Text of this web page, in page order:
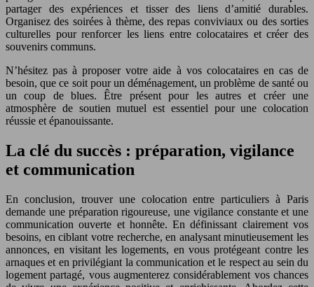
partager des expériences et tisser des liens d’amitié durables.
Organisez des soirées à thème, des repas conviviaux ou des sorties
culturelles pour renforcer les liens entre colocataires et créer des
souvenirs communs.
N’hésitez pas à proposer votre aide à vos colocataires en cas de
besoin, que ce soit pour un déménagement, un problème de santé ou
un coup de blues. Être présent pour les autres et créer une
atmosphère de soutien mutuel est essentiel pour une colocation
réussie et épanouissante.
La clé du succès : préparation, vigilance
et communication
En conclusion, trouver une colocation entre particuliers à Paris
demande une préparation rigoureuse, une vigilance constante et une
communication ouverte et honnête. En définissant clairement vos
besoins, en ciblant votre recherche, en analysant minutieusement les
annonces, en visitant les logements, en vous protégeant contre les
arnaques et en privilégiant la communication et le respect au sein du
logement partagé, vous augmenterez considérablement vos chances